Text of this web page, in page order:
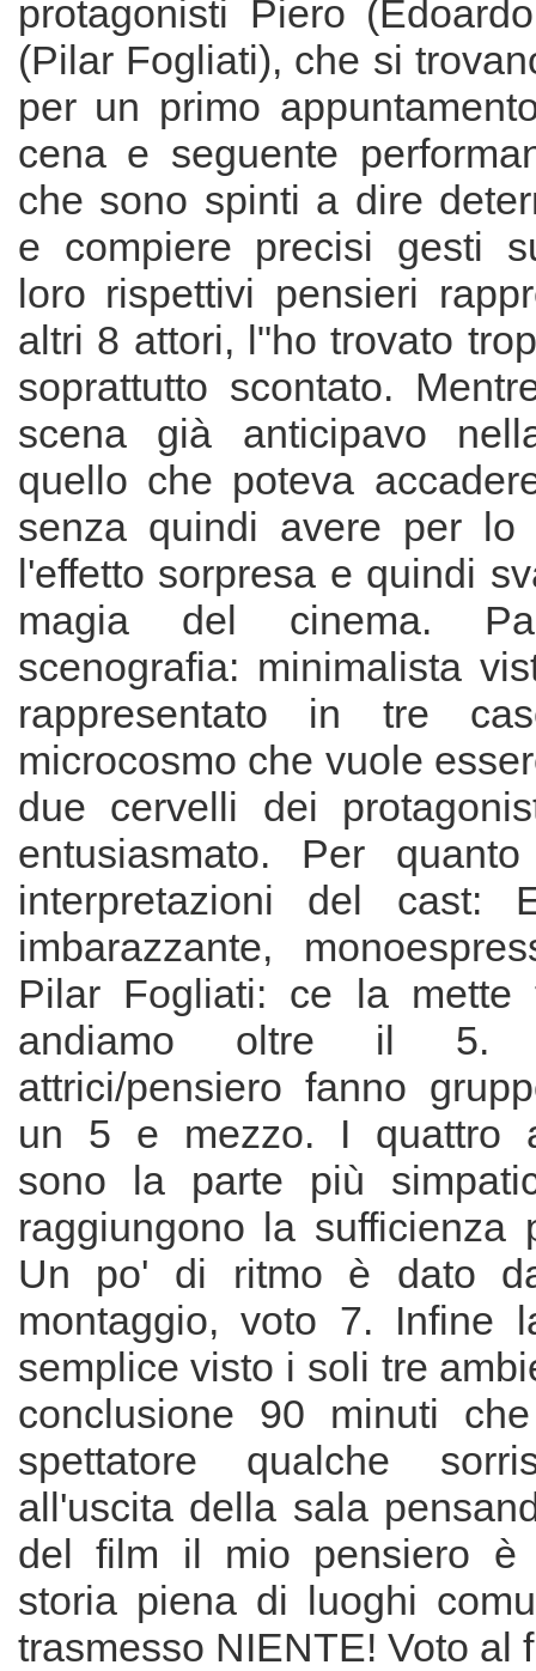
protagonisti Piero
(Pilar Fogliati), che si
per un primo
cena e seguente
che sono spinti a dire
e compiere precisi gesti
loro rispettivi pensieri
altri 8 attori, l"ho trovato
soprattutto scontato.
scena già anticipavo
quello che poteva
senza quindi avere per lo
l'effetto sorpresa e quindi
magia del cinema.
scenografia: minimalista
rappresentato in tre
microcosmo che vuole
due cervelli dei
entusiasmato. Per
interpretazioni del cast:
imbarazzante,
Pilar Fogliati: ce la mette
andiamo oltre il 5.
attrici/pensiero fanno
un 5 e mezzo. I quattro
sono la parte più
raggiungono la sufficienza
Un po' di ritmo è dato
montaggio, voto 7. Infine
semplice visto i soli tre
conclusione 90 minuti
spettatore qualche
all'uscita della sala
del film il mio pensiero è
storia piena di luoghi
trasmesso NIENTE! Voto al